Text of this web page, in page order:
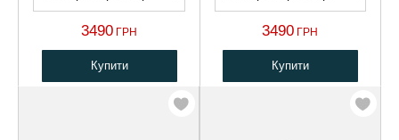
3490 ГРН
Купити
3490 ГРН
Купити